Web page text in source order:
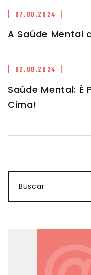
| 07.08.2024 |
A Saúde Mental
| 02.08.2024 |
Saúde Mental: É
Cima!
Buscar